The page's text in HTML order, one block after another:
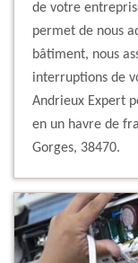
de votre
permet de nous
bâtiment, nous
interruptions de
Andrieux Expert
en un havre de
Gorges, 38470.